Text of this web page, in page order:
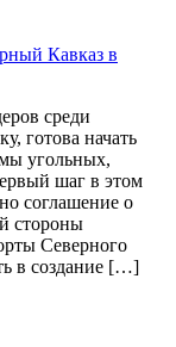
среди
готова начать
угольных,
шаг в этом
соглашение о
стороны
Северного
в создание […]